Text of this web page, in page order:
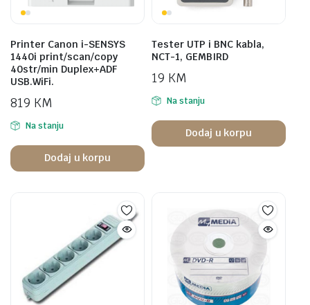
Printer Canon i-SENSYS
1440i print/scan/copy
40str/min Duplex+ADF
USB.WiFi.
819 KM
Na stanju
Dodaj u korpu
Tester UTP i BNC kabla,
NCT-1, GEMBIRD
19 KM
Na stanju
Dodaj u korpu